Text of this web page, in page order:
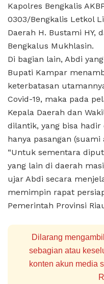
Kapolres Bengkalis
0303/Bengkalis Letkol
Daerah H. Bustami HY,
Bengkalus Mukhlasin.
Di bagian lain, Abdi
Bupati Kampar
keterbatasan
Covid-19, maka pada
Kepala Daerah dan
dilantik, yang bisa hadir
hanya pasangan
“Untuk sementara
yang lain di daerah
ujar Abdi secara
memimpin rapat
Pemerintah Provinsi
Dilarang
sebagian atau
konten akun media